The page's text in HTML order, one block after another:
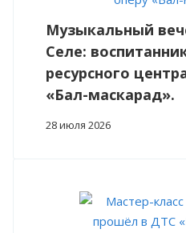
Музыкальный
Селе:
ресурсного
«Бал-маскарад».
28 июля 2026